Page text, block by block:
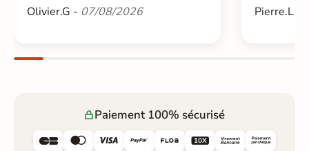
Olivier.G - 07/08/2026 Pierre.L -
Paiement 100% sécurisé
     